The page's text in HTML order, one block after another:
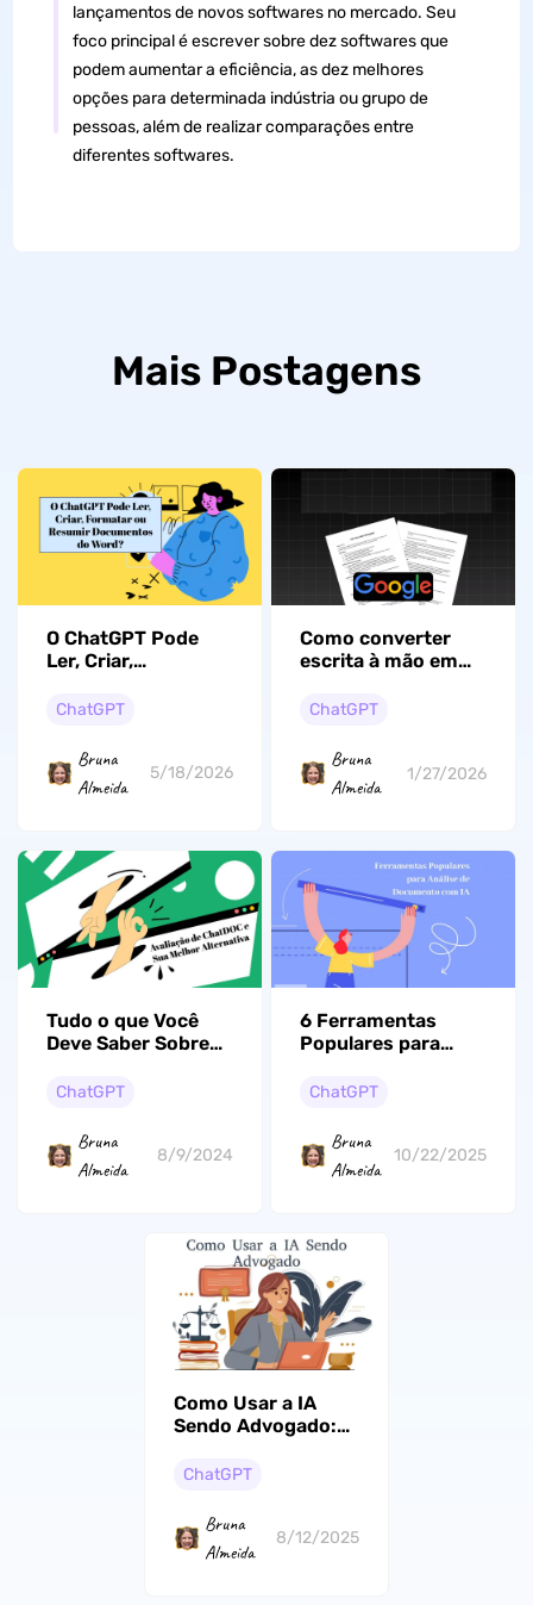
lançamentos de novos softwares no mercado. Seu
foco principal é escrever sobre dez softwares que
podem aumentar a eficiência, as dez melhores
opções para determinada indústria ou grupo de
pessoas, além de realizar comparações entre
diferentes softwares.
Mais Postagens
O ChatGPT Pode
Ler, Criar,
Resumir
Word?
ChatGPT
Bruna
Almeida
5/18/2026
Como converter
escrita à mão em
Docs? (Guia fácil)
ChatGPT
Bruna
Almeida
1/27/2026
Tudo o que Você
Deve Saber Sobre
Melhor Alternativa
ChatGPT
Bruna
Almeida
8/9/2024
6 Ferramentas
Populares para
Documentos com
ChatGPT
Bruna
Almeida
10/22/2025
Como Usar a IA
Sendo Advogado:
com Exemplos
Prompts
ChatGPT
Bruna
Almeida
8/12/2025